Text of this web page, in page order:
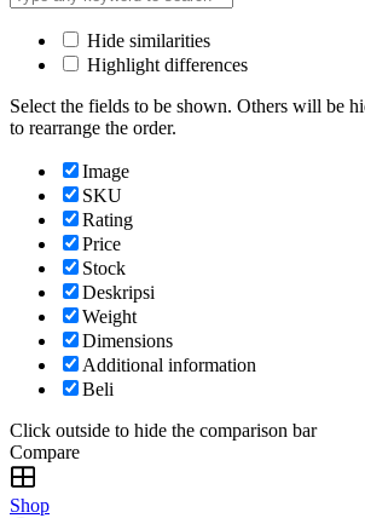
Hide similarities
Highlight differences
Select the fields to be shown. Others will be
to rearrange the order.
Image
SKU
Rating
Price
Stock
Deskripsi
Weight
Dimensions
Additional information
Beli
Click outside to hide the comparison bar
Compare
Shop